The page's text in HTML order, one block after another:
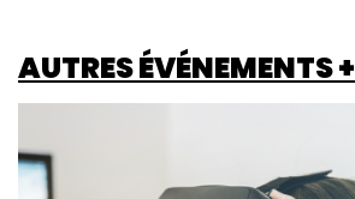
AUTRES ÉVÉNEMENTS +